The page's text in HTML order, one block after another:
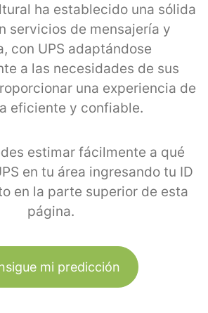
ha establecido una sólida
servicios de mensajería y
con UPS adaptándose
a las necesidades de sus
una experiencia de
eficiente y confiable.
estimar fácilmente a qué
en tu área ingresando tu ID
en la parte superior de esta
página.
mi predicción